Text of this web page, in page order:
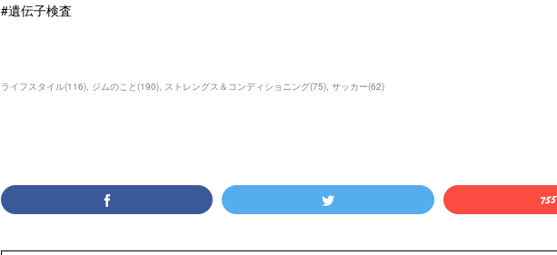
#遺伝子検査
ライフスタイル(116) ジムのこと(190) ストレングス＆コンディショニング(75) サッカー(62)